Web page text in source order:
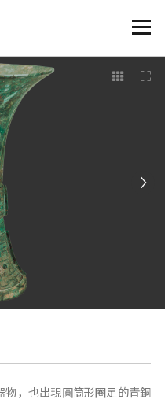
物，也出現圓筒形圈足的青銅